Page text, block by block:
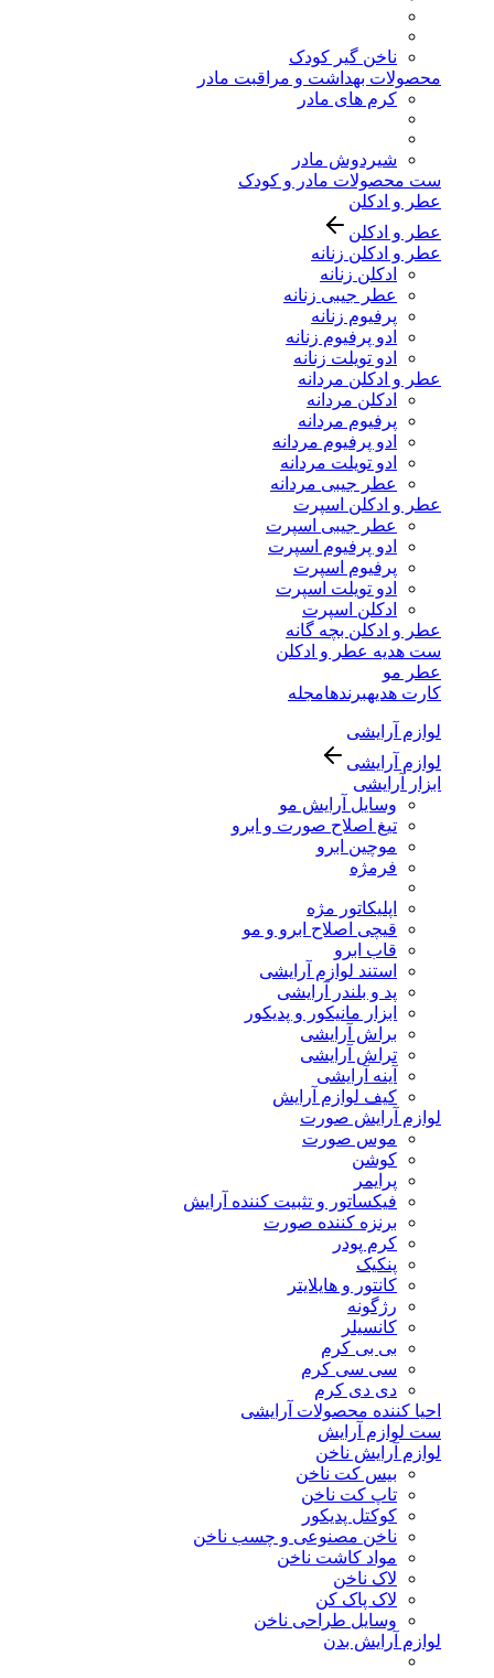
ناخن گیر کودک
محصولات بهداشت و مراقبت مادر
کرم های مادر
شیردوش مادر
ست محصولات مادر و کودک
عطر و ادکلن
عطر و ادکلن
عطر و ادکلن زنانه
ادکلن زنانه
عطر جیبی زنانه
پرفیوم زنانه
ادو پرفیوم زنانه
ادو تویلت زنانه
عطر و ادکلن مردانه
ادکلن مردانه
پرفیوم مردانه
ادو پرفیوم مردانه
ادو تویلت مردانه
عطر جیبی مردانه
عطر و ادکلن اسپرت
عطر جیبی اسپرت
ادو پرفیوم اسپرت
پرفیوم اسپرت
ادو تویلت اسپرت
ادکلن اسپرت
عطر و ادکلن بچه گانه
ست هدیه عطر و ادکلن
عطر مو
کارت هدیهبرندهامجله
لوازم آرایشی
لوازم آرایشی
ابزار آرایشی
وسایل آرایش مو
تیغ اصلاح صورت و ابرو
موچین ابرو
فرمژه
اپلیکاتور مژه
قیچی اصلاح ابرو و مو
قاب ابرو
استند لوازم آرایشی
پد و بلندر آرایشی
ابزار مانیکور و پدیکور
براش آرایشی
تراش آرایشی
آینه آرایشی
کیف لوازم آرایش
لوازم آرایش صورت
موس صورت
کوشن
پرایمر
فیکساتور و تثبیت کننده آرایش
برنزه کننده صورت
کرم پودر
پنکیک
کانتور و هایلایتر
رژگونه
کانسیلر
بی بی کرم
سی سی کرم
دی دی کرم
احیا کننده محصولات آرایشی
ست لوازم آرایش
لوازم آرایش ناخن
بیس کت ناخن
تاپ کت ناخن
کوکتل پدیکور
ناخن مصنوعی و چسب ناخن
مواد کاشت ناخن
لاک ناخن
لاک پاک کن
وسایل طراحی ناخن
لوازم آرایش بدن